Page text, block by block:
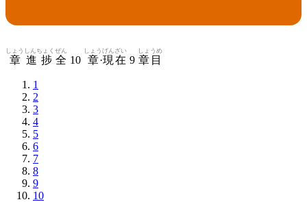
章
しょう
進捗
しんちょく
全
ぜん
10 章
しょう
·現在
げんざい
9 章目
しょうめ
1
2
3
4
5
6
7
8
9
10